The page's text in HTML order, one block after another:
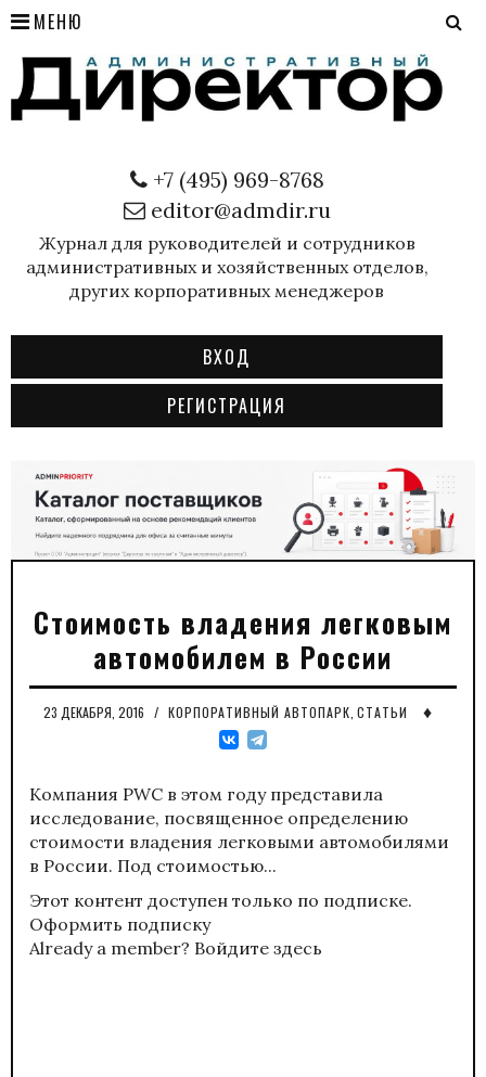
МЕНЮ
+7 (495) 969-8768
editor@admdir.ru
Журнал для руководителей и сотрудников
административных и хозяйственных отделов,
других корпоративных менеджеров
ВХОД
РЕГИСТРАЦИЯ
Стоимость владения легковым
автомобилем в России
23 ДЕКАБРЯ, 2016 / КОРПОРАТИВНЫЙ АВТОПАРК СТАТЬИ ♦
Компания PWC в этом году представила
исследование, посвященное определению
стоимости владения легковыми автомобилями
в России. Под стоимостью...
Этот контент доступен только по подписке.
Оформить подписку
Already a member? Войдите здесь